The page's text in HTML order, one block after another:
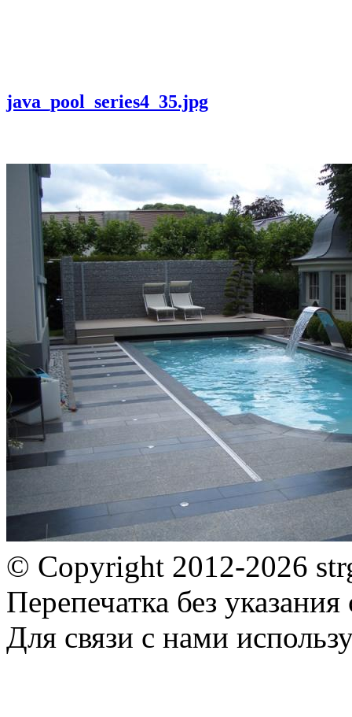
java_pool_series4_35.jpg
© Copyright 2012-2026
Перепечатка без
Для связи с нами